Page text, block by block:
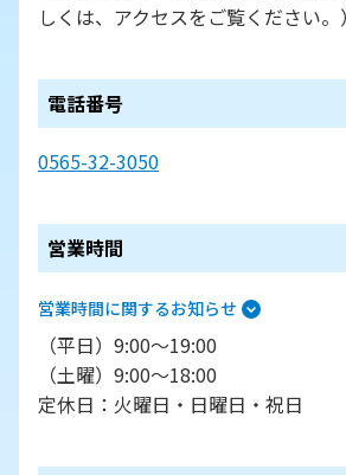
しくは、アクセスをご覧ください。）
電話番号
0565-32-3050
営業時間
営業時間に関するお知らせ
（平日）9:00～19:00
（土曜）9:00～18:00
定休日：火曜日・日曜日・祝日